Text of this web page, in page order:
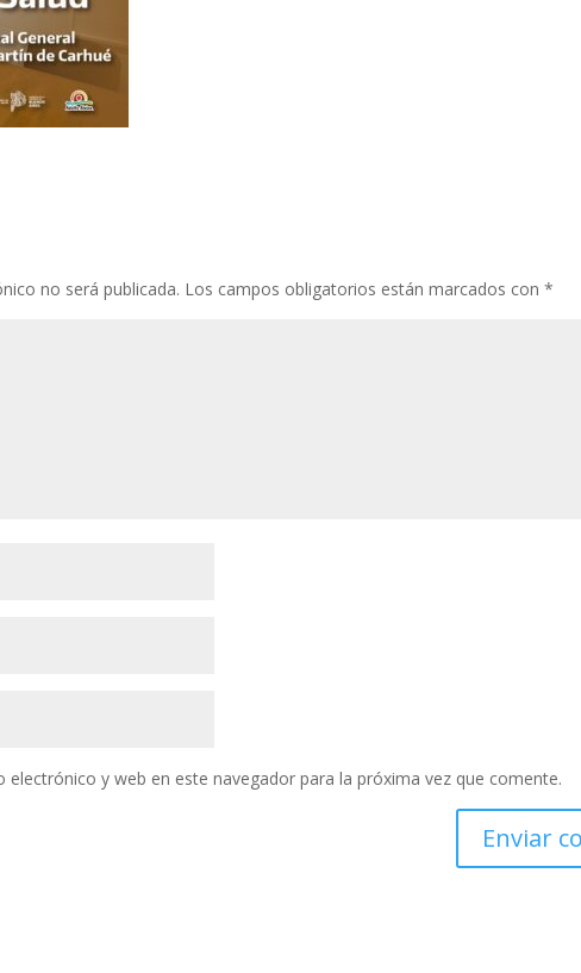
no será publicada. Los campos obligatorios están marcados con*
electrónico y web en este navegador para la próxima vez que comente.